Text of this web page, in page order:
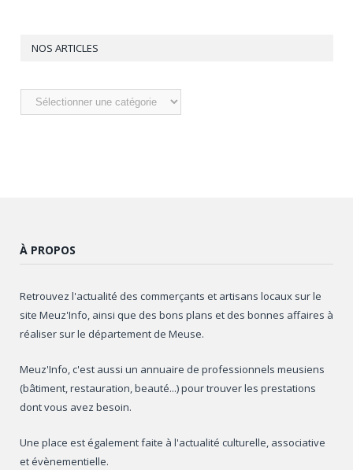
NOS ARTICLES
Nos
articles
À PROPOS
Retrouvez l'actualité des commerçants et artisans locaux sur le
site Meuz'Info, ainsi que des bons plans et des bonnes affaires à
réaliser sur le département de Meuse.
Meuz'Info, c'est aussi un annuaire de professionnels meusiens
(bâtiment, restauration, beauté...) pour trouver les prestations
dont vous avez besoin.
Une place est également faite à l'actualité culturelle, associative
et évènementielle.